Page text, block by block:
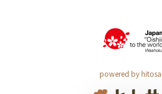
powered by